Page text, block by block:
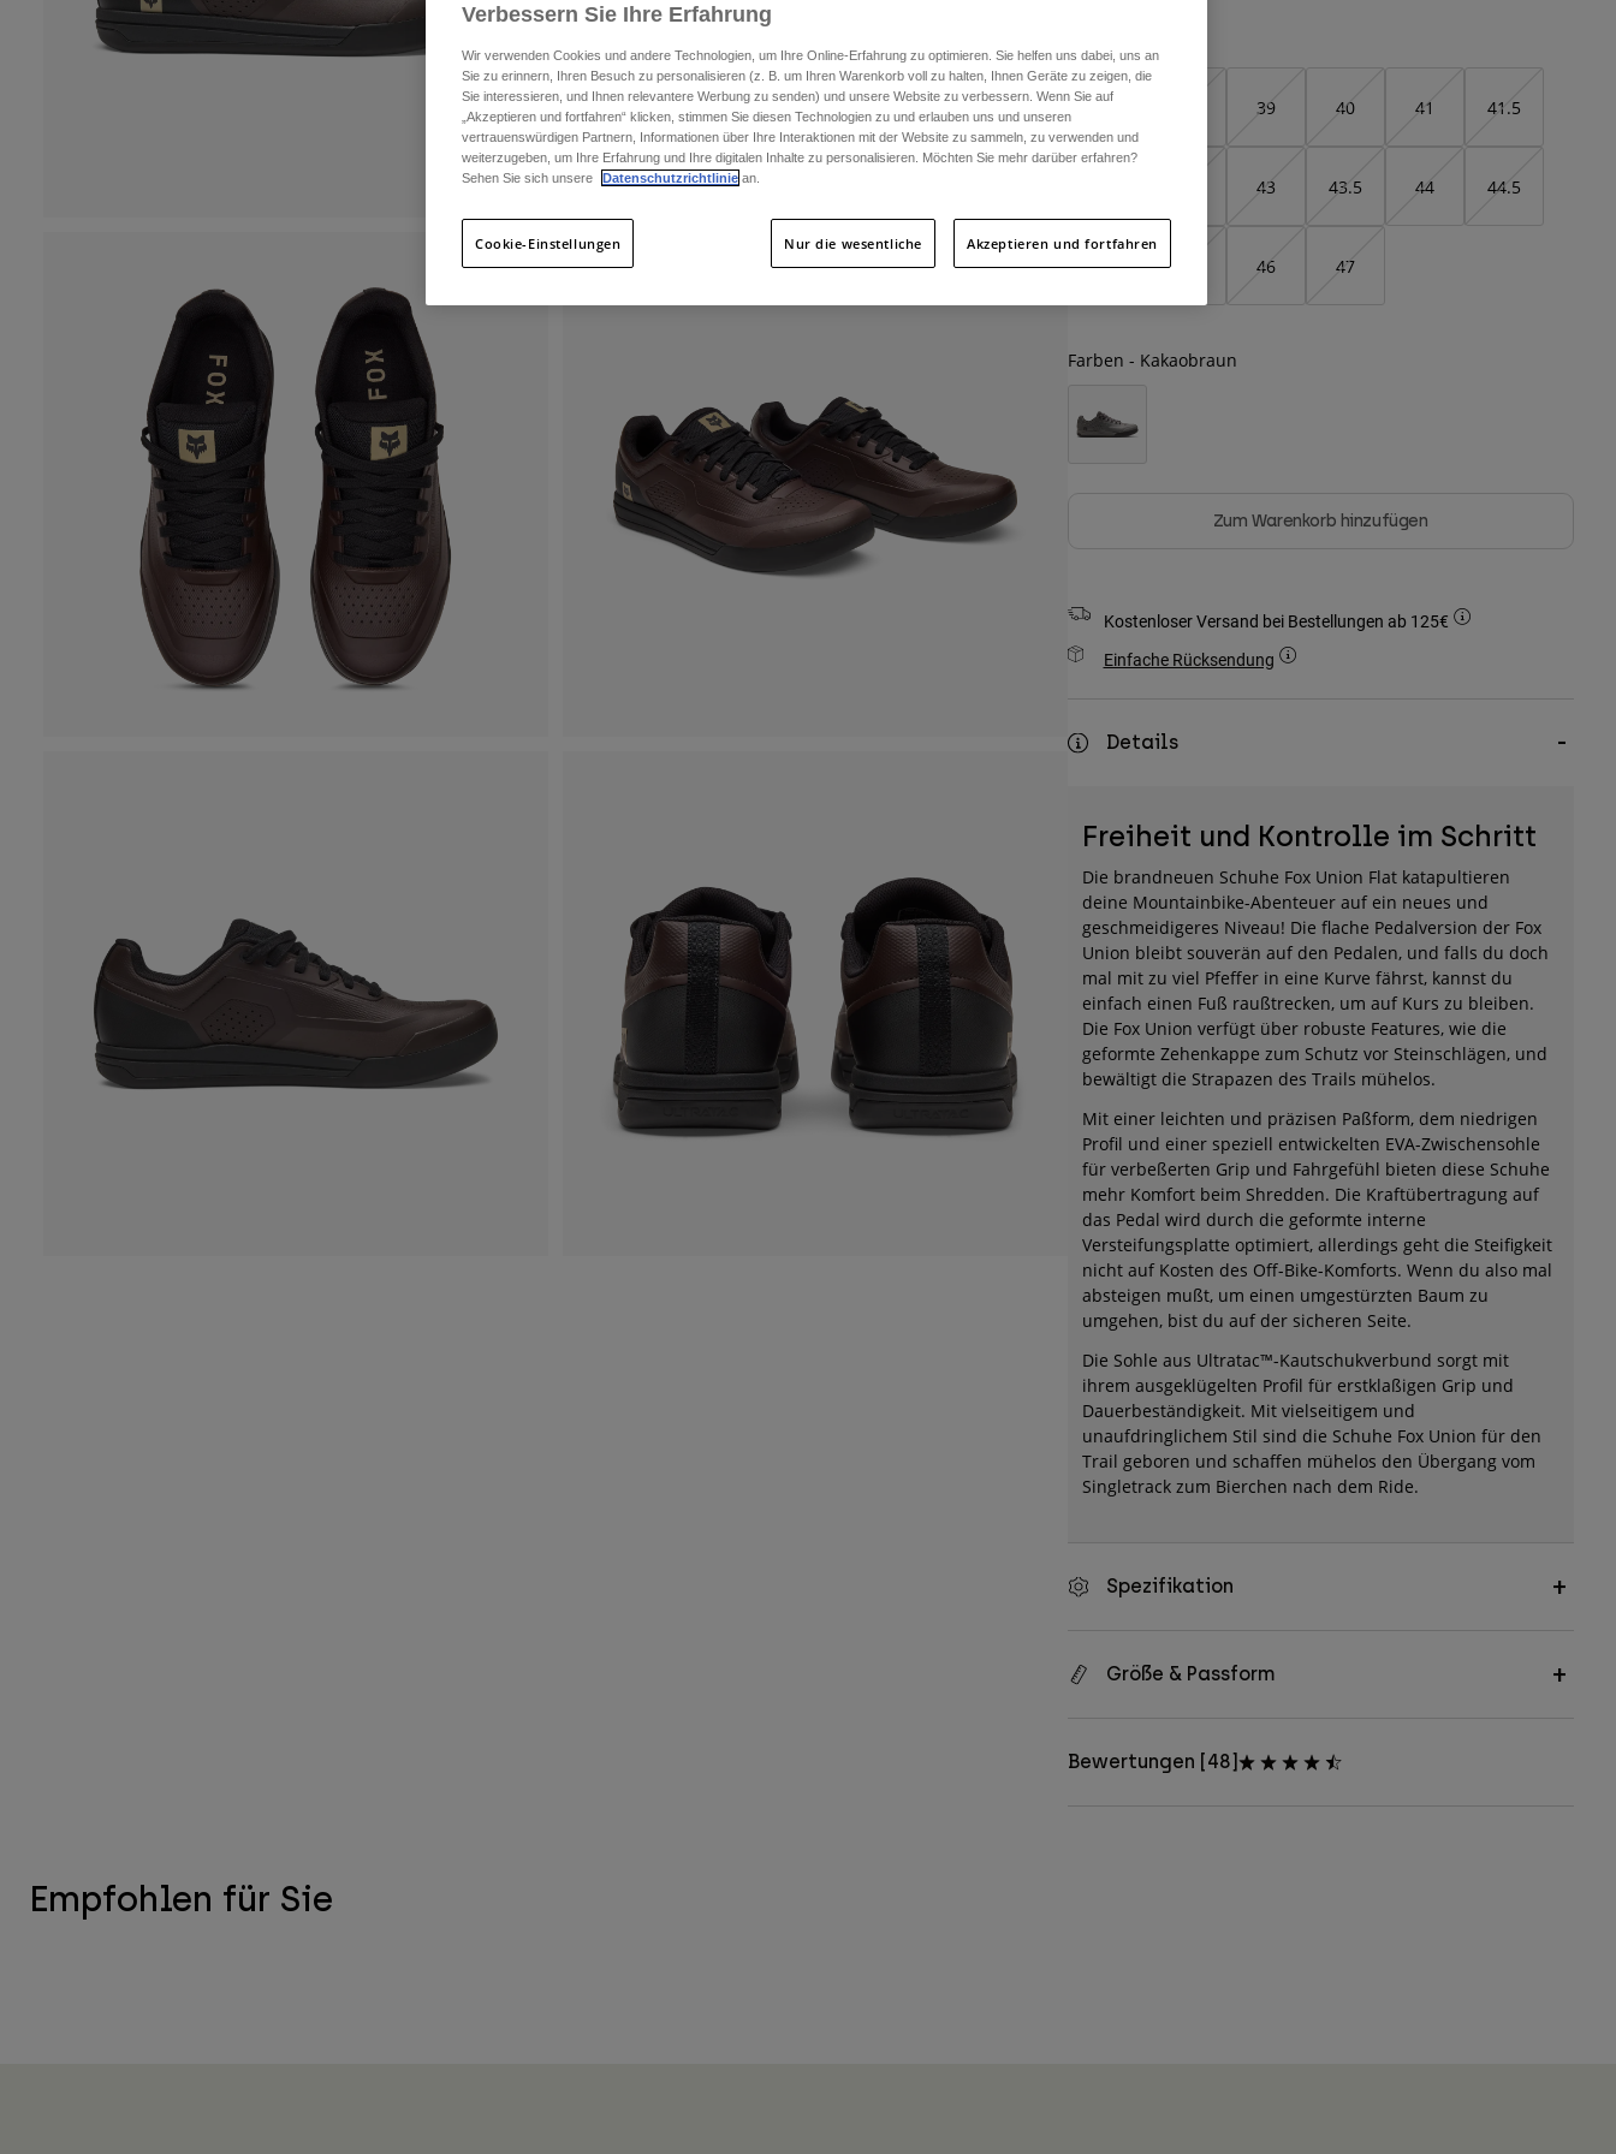
37 39 40 41 41.5
43 43.5 44 44.5
45 45.5 46 47
Farben - Kakaobraun
Zum Warenkorb hinzufügen
Kostenloser Versand bei Bestellungen ab 125€
Einfache Rücksendung
Details
Freiheit und Kontrolle im Schritt
Die brandneuen Schuhe Fox Union Flat katapultieren
deine Mountainbike-Abenteuer auf ein neues und
geschmeidigeres Niveau! Die flache Pedalversion der Fox
Union bleibt souverän auf den Pedalen, und falls du doch
mal mit zu viel Pfeffer in eine Kurve fährst, kannst du
einfach einen Fuß raußtrecken, um auf Kurs zu bleiben.
Die Fox Union verfügt über robuste Features, wie die
geformte Zehenkappe zum Schutz vor Steinschlägen, und
bewältigt die Strapazen des Trails mühelos.
Mit einer leichten und präzisen Paßform, dem niedrigen
Profil und einer speziell entwickelten EVA-Zwischensohle
für verbeßerten Grip und Fahrgefühl bieten diese Schuhe
mehr Komfort beim Shredden. Die Kraftübertragung auf
das Pedal wird durch die geformte interne
Versteifungsplatte optimiert, allerdings geht die Steifigkeit
nicht auf Kosten des Off-Bike-Komforts. Wenn du also mal
absteigen mußt, um einen umgestürzten Baum zu
umgehen, bist du auf der sicheren Seite.
Die Sohle aus Ultratac™-Kautschukverbund sorgt mit
ihrem ausgeklügelten Profil für erstklaßigen Grip und
Dauerbeständigkeit. Mit vielseitigem und
unaufdringlichem Stil sind die Schuhe Fox Union für den
Trail geboren und schaffen mühelos den Übergang vom
Singletrack zum Bierchen nach dem Ride.
Spezifikation
Größe & Passform
Bewertungen [48]
Empfohlen für Sie
Verbessern Sie Ihre Erfahrung
Wir verwenden Cookies und andere Technologien, um Ihre Online-Erfahrung zu optimieren. Sie helfen uns dabei, uns an
Sie zu erinnern, Ihren Besuch zu personalisieren (z. B. um Ihren Warenkorb voll zu halten, Ihnen Geräte zu zeigen, die
Sie interessieren, und Ihnen relevantere Werbung zu senden) und unsere Website zu verbessern. Wenn Sie auf
„Akzeptieren und fortfahren“ klicken, stimmen Sie diesen Technologien zu und erlauben uns und unseren
vertrauenswürdigen Partnern, Informationen über Ihre Interaktionen mit der Website zu sammeln, zu verwenden und
weiterzugeben, um Ihre Erfahrung und Ihre digitalen Inhalte zu personalisieren. Möchten Sie mehr darüber erfahren?
Sehen Sie sich unsere
Datenschutzrichtlinie an.
Cookie-Einstellungen Nur die wesentliche Akzeptieren und fortfahren